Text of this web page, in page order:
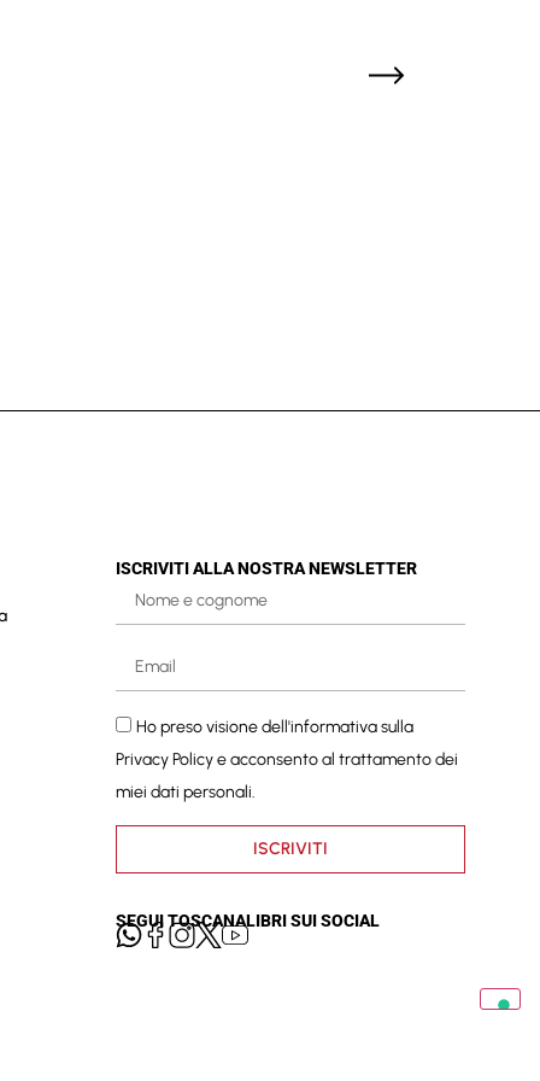
ISCRIVITI ALLA NOSTRA NEWSLETTER
Ho preso visione dell'informativa sulla
Privacy Policye acconsento al trattamento dei
miei dati personali.
ISCRIVITI
SEGUI TOSCANALIBRI SUI SOCIAL